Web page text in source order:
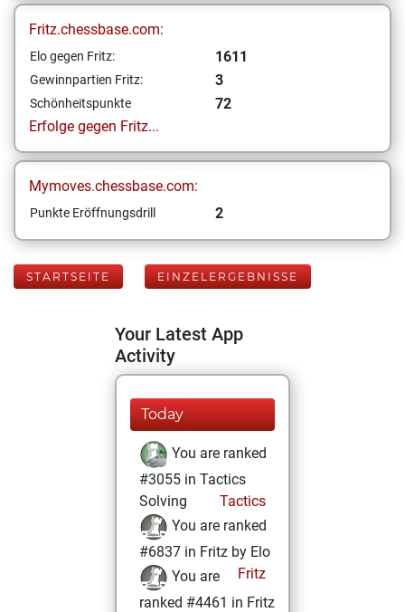
Fritz.chessbase.com:
Elo gegen Fritz: 1611
Gewinnpartien Fritz: 3
Schönheitspunkte
72
Erfolge gegen Fritz...
Mymoves.chessbase.com:
Punkte Eröffnungsdrill 2
STARTSEITE EINZELERGEBNISSE
Your Latest App
Activity
Today
You are ranked
#3055 in Tactics
Solving
Tactics
You are ranked
#6837 in Fritz by Elo
Fritz
You are
ranked #4461 in Fritz